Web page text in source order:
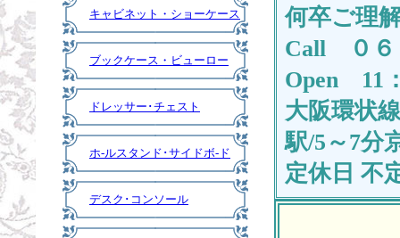
キャビネット・ショーケース
ブックケース・ビューロー
ドレッサー･チェスト
ホ-ルスタンド･サイドボ-ド
デスク･コンソール
何卒ご理
Call ０６
Open 11
大阪環状
駅/5～7分
定休日 不